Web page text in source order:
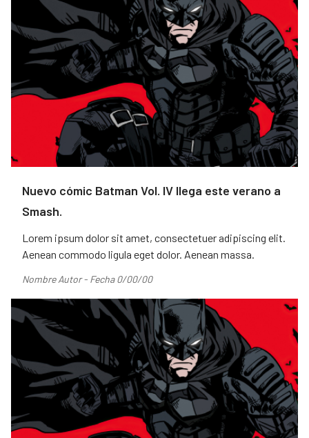
Nuevo cómic Batman Vol. IV llega este verano a
Smash.
Lorem ipsum dolor sit amet, consectetuer adipiscing elit.
Aenean commodo ligula eget dolor. Aenean massa.
Nombre Autor - Fecha 0/00/00